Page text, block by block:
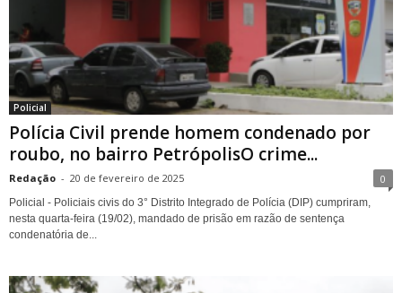
Policial
Polícia Civil prende homem condenado por
roubo, no bairro PetrópolisO crime...
Redação - 20 de fevereiro de 2025 0
Policial - Policiais civis do 3° Distrito Integrado de Polícia (DIP) cumpriram,
nesta quarta-feira (19/02), mandado de prisão em razão de sentença
condenatória de...